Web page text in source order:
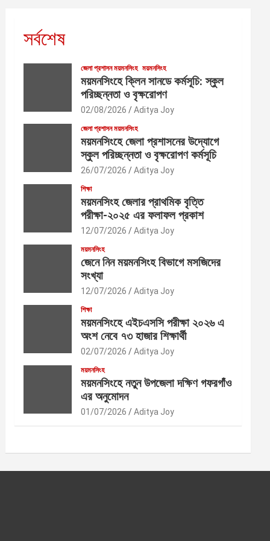
সর্বশেষ
জেলা প্রশাসন ময়মনসিংহ ময়মনসিংহ
ময়মনসিংহে ক্লিন সানডে কর্মসূচি: স্কুল
পরিচ্ছন্নতা ও বৃক্ষরোপণ
02/08/2026 Aditya Joy
জেলা প্রশাসন ময়মনসিংহ
ময়মনসিংহে জেলা প্রশাসনের উদ্যোগে
স্কুল পরিচ্ছন্নতা ও বৃক্ষরোপণ কর্মসূচি
26/07/2026 Aditya Joy
শিক্ষা
ময়মনসিংহ জেলার প্রাথমিক বৃত্তি
পরীক্ষা-২০২৫ এর ফলাফল প্রকাশ
12/07/2026 Aditya Joy
ময়মনসিংহ
জেনে নিন ময়মনসিংহ বিভাগে মসজিদের
সংখ্যা
12/07/2026 Aditya Joy
শিক্ষা
ময়মনসিংহে এইচএসসি পরীক্ষা ২০২৬ এ
অংশ নেবে ৭৩ হাজার শিক্ষার্থী
02/07/2026 Aditya Joy
ময়মনসিংহ
ময়মনসিংহে নতুন উপজেলা দক্ষিণ গফরগাঁও
এর অনুমোদন
01/07/2026 Aditya Joy